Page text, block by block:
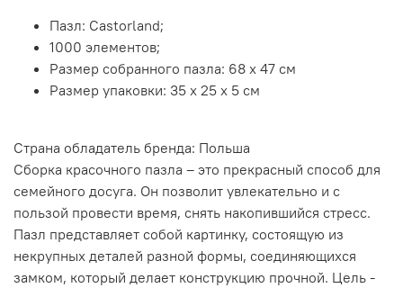
Пазл: Castorland;
1000 элементов;
Размер собранного пазла: 68 х 47 см
Размер упаковки: 35 х 25 х 5 см
Страна обладатель бренда: Польша
Сборка красочного пазла – это прекрасный способ для
семейного досуга. Он позволит увлекательно и с
пользой провести время, снять накопившийся стресс.
Пазл представляет собой картинку, состоящую из
некрупных деталей разной формы, соединяющихся
замком, который делает конструкцию прочной. Цель -